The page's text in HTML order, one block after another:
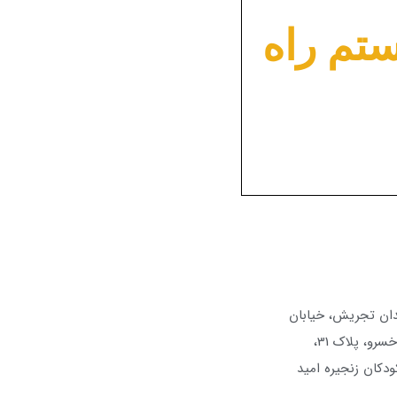
راه
تجریش، خیابان
شهید برادران فنا خسرو، پلاک 31،
زنجیره امید